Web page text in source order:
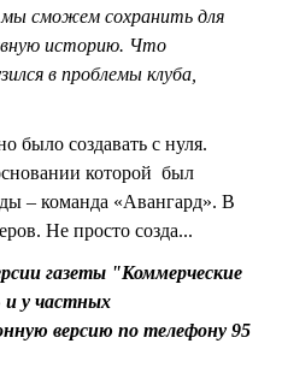
сможем сохранить для
историю. Что
в проблемы клуба,
было создавать с нуля.
которой был
– команда «Авангард». В
Не просто созда...
газеты "Коммерческие
и у частных
версию по телефону 95